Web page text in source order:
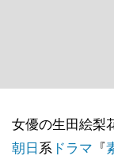
女優の生田絵梨
朝日 系 ドラマ 『